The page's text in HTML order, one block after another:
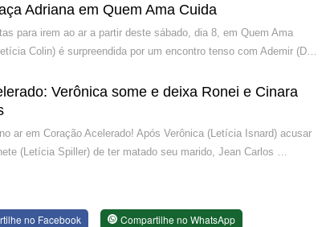
Adriana em Quem Ama Cuida
para irem ao ar a partir deste sábado, dia 8, em Quem Ama
Colin) é surpreendida por um encontro tenso com Ademir (D…
Verônica some e deixa Ronei e Cinara
ar em Coração Acelerado! Após Verônica (Letícia Isnard) acusar
(Letícia Spiller) de ter matado seu marido, Jean Carlos …
no Facebook Compartilhe no WhatsApp